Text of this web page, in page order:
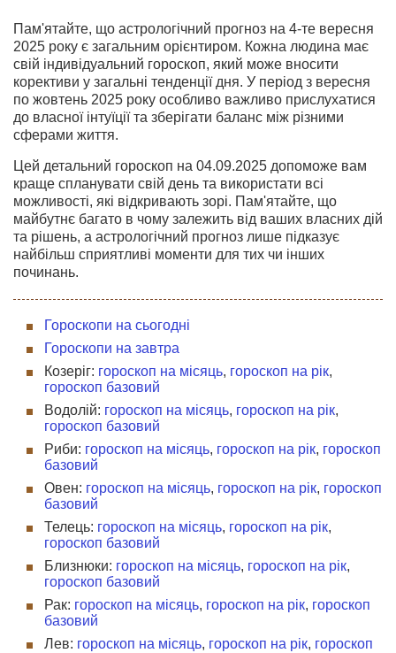
Пам'ятайте, що астрологічний прогноз на 4-те вересня
2025 року є загальним орієнтиром. Кожна людина має
свій індивідуальний гороскоп, який може вносити
корективи у загальні тенденції дня. У період з вересня
по жовтень 2025 року особливо важливо прислухатися
до власної інтуїції та зберігати баланс між різними
сферами життя.
Цей детальний гороскоп на 04.09.2025 допоможе вам
краще спланувати свій день та використати всі
можливості, які відкривають зорі. Пам'ятайте, що
майбутнє багато в чому залежить від ваших власних дій
та рішень, а астрологічний прогноз лише підказує
найбільш сприятливі моменти для тих чи інших
починань.
Гороскопи на сьогодні
Гороскопи на завтра
Козеріг: гороскоп на місяць, гороскоп на рік,
гороскоп базовий
Водолій: гороскоп на місяць, гороскоп на рік,
гороскоп базовий
Риби: гороскоп на місяць, гороскоп на рік, гороскоп
базовий
Овен: гороскоп на місяць, гороскоп на рік, гороскоп
базовий
Телець: гороскоп на місяць, гороскоп на рік,
гороскоп базовий
Близнюки: гороскоп на місяць, гороскоп на рік,
гороскоп базовий
Рак: гороскоп на місяць, гороскоп на рік, гороскоп
базовий
Лев: гороскоп на місяць, гороскоп на рік, гороскоп